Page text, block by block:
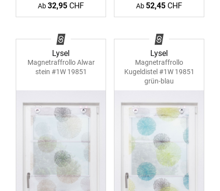
Ab32,95 CHF Ab 52,45 CHF
Lysel
Magnetraffrollo Alwar
stein #1W 19851
Lysel
Magnetraffrollo
Kugeldistel #1W 19851
grün-blau